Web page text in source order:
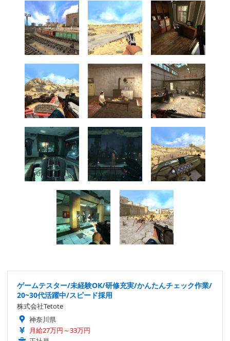
ゲームテスター/未経験OK/研修充実/かんたんチェック作業/
20~30代活躍中/スピード採用
株式会社Tetote
神奈川県
月給27万円～33万円